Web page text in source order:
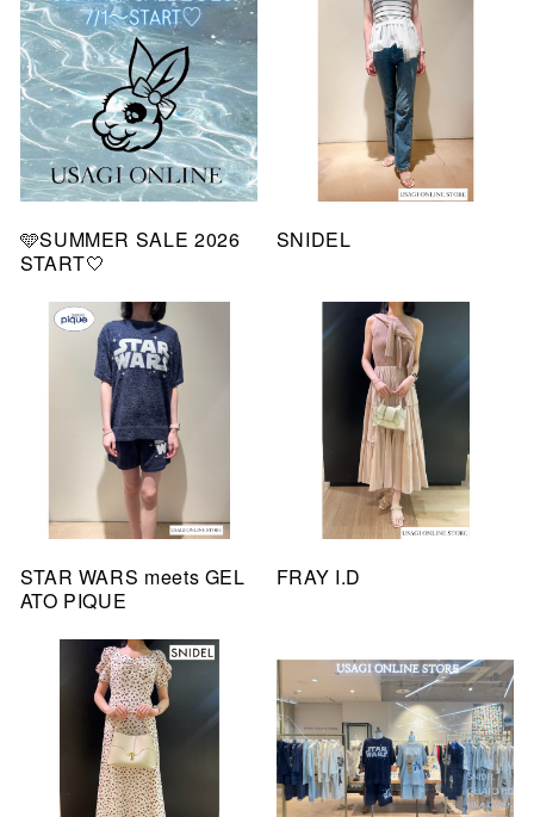
🩵SUMMER SALE 2026
START🤍
SNIDEL
STAR WARS meets GEL
ATO PIQUE
FRAY I.D